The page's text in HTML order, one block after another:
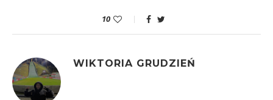
10
WIKTORIA GRUDZIEŃ